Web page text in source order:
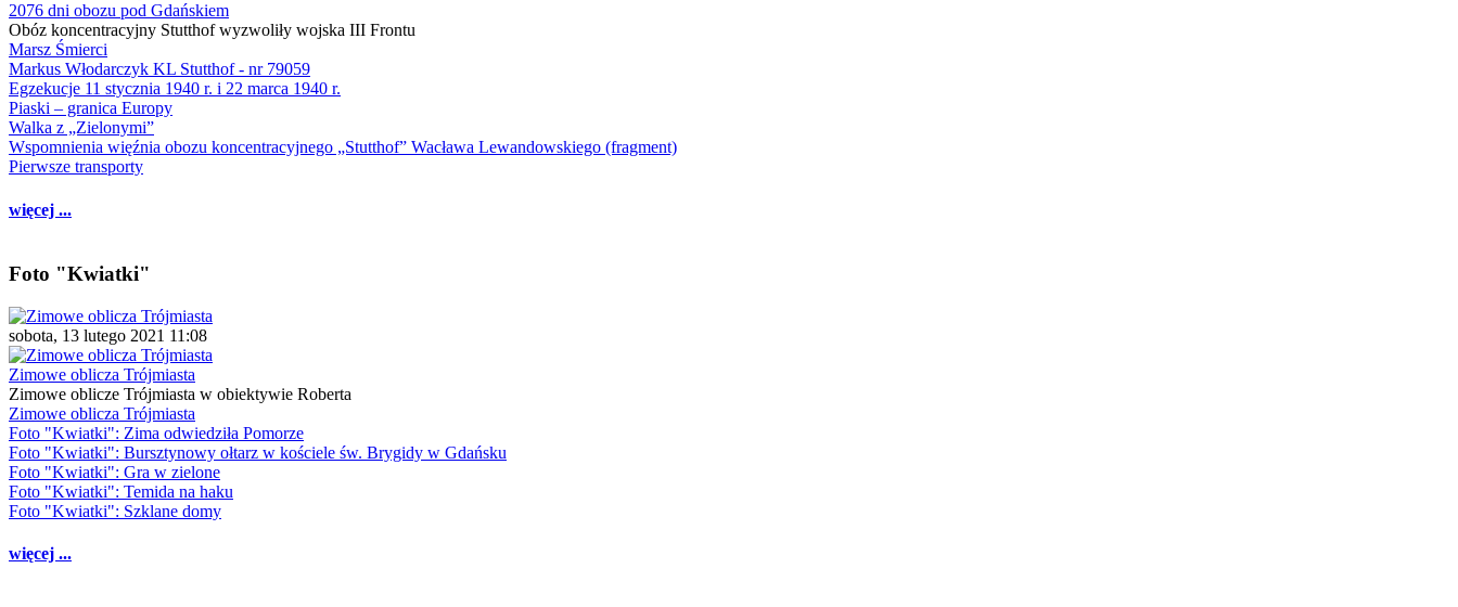
2076 dni obozu pod Gdańskiem
Obóz koncentracyjny Stutthof wyzwoliły wojska III Frontu
Marsz Śmierci
Markus Włodarczyk KL Stutthof - nr 79059
Egzekucje 11 stycznia 1940 r. i 22 marca 1940 r.
Piaski – granica Europy
Walka z „Zielonymi”
Wspomnienia więźnia obozu koncentracyjnego „Stutthof” Wacława Lewandowskiego (fragment)
Pierwsze transporty
więcej ...
Foto "Kwiatki"
sobota, 13 lutego 2021 11:08
Zimowe oblicza Trójmiasta
Zimowe oblicze Trójmiasta w obiektywie Roberta
Zimowe oblicza Trójmiasta
Foto "Kwiatki": Zima odwiedziła Pomorze
Foto "Kwiatki": Bursztynowy ołtarz w kościele św. Brygidy w Gdańsku
Foto "Kwiatki": Gra w zielone
Foto "Kwiatki": Temida na haku
Foto "Kwiatki": Szklane domy
więcej ...